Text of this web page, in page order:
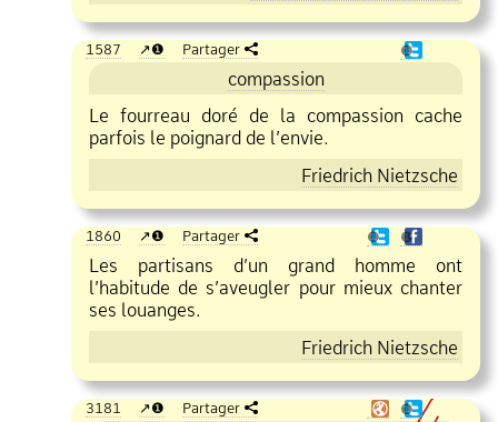
1587 ❶ Partager ❶
compassion
Le fourreau doré de la compassion cache
parfois le poignard de l’envie.
Friedrich Nietzsche
1860 ❶ Partager ❶ ❶
Les partisans d’un grand homme ont
l’habitude de s’aveugler pour mieux chanter
ses louanges.
Friedrich Nietzsche
3181 ❶ Partager ❶